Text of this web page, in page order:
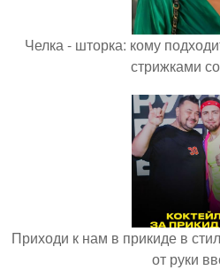
Челка - шторка: кому
стрижками
Приходи к нам в прикиде в
от руки